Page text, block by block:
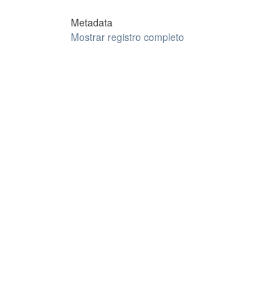
Metadata
Mostrar registro completo